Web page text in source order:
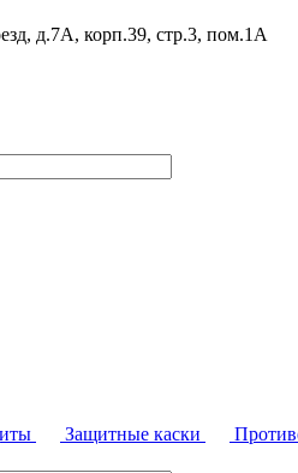
д.7А, корп.39, стр.3, пом.1А
Защитные каски